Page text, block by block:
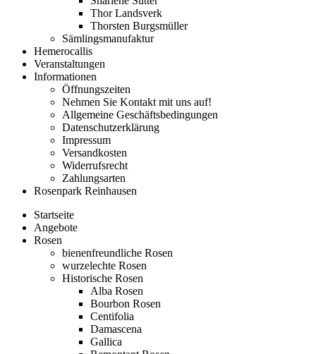
Thor Landsverk
Thorsten Burgsmüller
Sämlingsmanufaktur
Hemerocallis
Veranstaltungen
Informationen
Öffnungszeiten
Nehmen Sie Kontakt mit uns auf!
Allgemeine Geschäftsbedingungen
Datenschutzerklärung
Impressum
Versandkosten
Widerrufsrecht
Zahlungsarten
Rosenpark Reinhausen
Startseite
Angebote
Rosen
bienenfreundliche Rosen
wurzelechte Rosen
Historische Rosen
Alba Rosen
Bourbon Rosen
Centifolia
Damascena
Gallica